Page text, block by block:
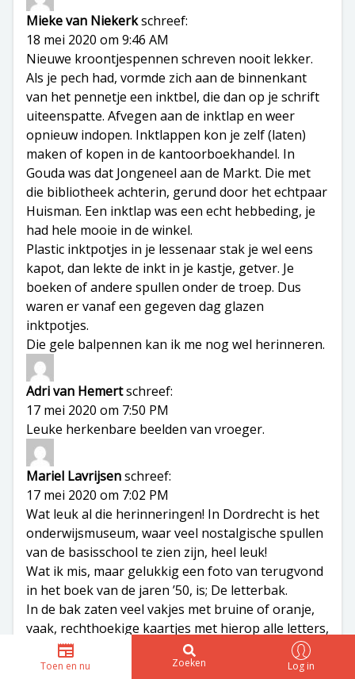
Toen en nu Zoeken Log in
Mieke van Niekerkschreef:
18 mei 2020 om 9:46 AM
Nieuwe kroontjespennen schreven nooit lekker.
Als je pech had, vormde zich aan de binnenkant
van het pennetje een inktbel, die dan op je schrift
uiteenspatte. Afvegen aan de inktlap en weer
opnieuw indopen. Inktlappen kon je zelf (laten)
maken of kopen in de kantoorboekhandel. In
Gouda was dat Jongeneel aan de Markt. Die met
die bibliotheek achterin, gerund door het echtpaar
Huisman. Een inktlap was een echt hebbeding, je
had hele mooie in de winkel.
Plastic inktpotjes in je lessenaar stak je wel eens
kapot, dan lekte de inkt in je kastje, getver. Je
boeken of andere spullen onder de troep. Dus
waren er vanaf een gegeven dag glazen
inktpotjes.
Die gele balpennen kan ik me nog wel herinneren.
Adri van Hemertschreef:
17 mei 2020 om 7:50 PM
Leuke herkenbare beelden van vroeger.
Mariel Lavrijsenschreef:
17 mei 2020 om 7:02 PM
Wat leuk al die herinneringen! In Dordrecht is het
onderwijsmuseum, waar veel nostalgische spullen
van de basisschool te zien zijn, heel leuk!
Wat ik mis, maar gelukkig een foto van terugvond
in het boek van de jaren ’50, is; De letterbak.
In de bak zaten veel vakjes met bruine of oranje,
vaak, rechthoekige kaartjes met hierop alle letters,
ook dubbelklanken, en aan de binnenkant van de
deksel, waren richeltjes waarop je van die letters